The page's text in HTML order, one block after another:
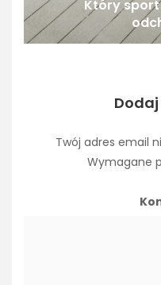
Który
Twój adres email
Wymagane